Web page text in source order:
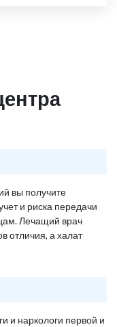
вы получите
и риска передачи
Лечащий врач
отличия, а халат
и наркологи первой и